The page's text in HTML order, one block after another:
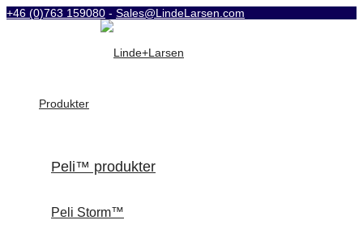
+46 (0)763 159080 - Sales@LindeLarsen.com
Produkter
Peli™ produkter
Peli Storm™